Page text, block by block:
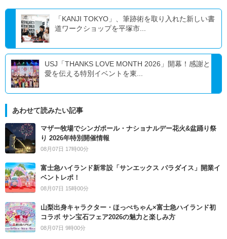
「KANJI TOKYO」、筆跡術を取り入れた新しい書
道ワークショップを平塚市...
USJ「THANKS LOVE MONTH 2026」開幕！感謝と
愛を伝える特別イベントを東...
あわせて読みたい記事
マザー牧場でシンガポール・ナショナルデー花火&盆踊り祭
り 2026年特別開催情報
08月07日 17時00分
富士急ハイランド新常設「サンエックス パラダイス」開業イ
ベントレポ！
08月07日 15時00分
山梨出身キャラクター・ほっぺちゃん×富士急ハイランド初
コラボ サン宝石フェア2026の魅力と楽しみ方
08月07日 9時00分